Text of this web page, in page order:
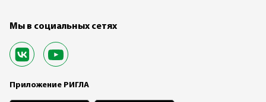
Мы в социальных сетях
Приложение РИГЛА